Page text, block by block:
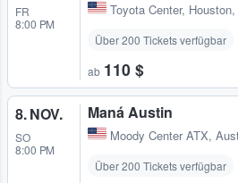
FR
8:00 PM
Toyota Center,
Über 200 Tickets verfügbar
ab 110 $
8. NOV.
SO
8:00 PM
Maná Austin
Moody Center ATX,
Über 200 Tickets verfügbar